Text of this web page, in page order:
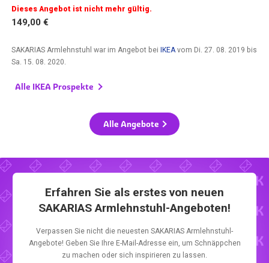
Dieses Angebot ist nicht mehr gültig.
149,00 €
SAKARIAS Armlehnstuhl war im Angebot beiIKEA vom Di. 27. 08. 2019 bis
Sa. 15. 08. 2020
Alle IKEA Prospekte
Alle Angebote
Erfahren Sie als erstes von neuen
SAKARIAS Armlehnstuhl-Angeboten!
Verpassen Sie nicht die neuesten SAKARIAS Armlehnstuhl-
Angebote! Geben Sie Ihre E-Mail-Adresse ein, um Schnäppchen
zu machen oder sich inspirieren zu lassen.